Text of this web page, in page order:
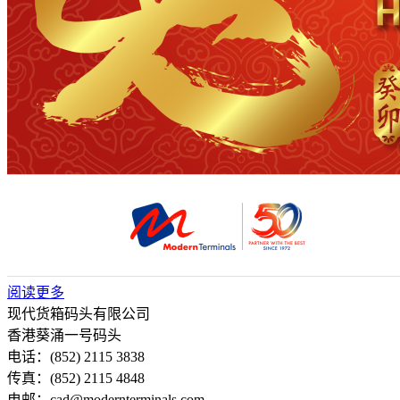
阅读更多
现代货箱码头有限公司
香港葵涌一号码头
电话：(852) 2115 3838
传真：(852) 2115 4848